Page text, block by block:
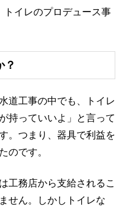
トイレのプロデュース事
？
道工事の中でも、トイレ
持っていいよ」と言って
。つまり、器具で利益を
のです。
工務店から支給されるこ
せん。しかしトイレな